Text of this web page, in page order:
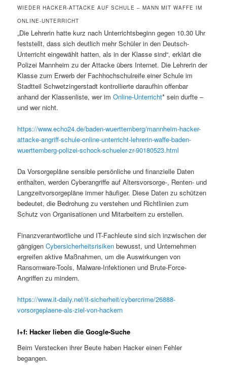
WIEDER HACKER-ATTACKE AUF SCHULE – MANN MIT WAFFE IM
ONLINE-UNTERRICHT
„Die Lehrerin hatte kurz nach Unterrichtsbeginn gegen 10.30 Uhr
feststellt, dass sich deutlich mehr Schüler in den Deutsch-
Unterricht eingewählt hatten, als in der Klasse sind“, erklärt die
Polizei Mannheim zu der Attacke übers Internet. Die Lehrerin der
Klasse zum Erwerb der Fachhochschulreife einer Schule im
Stadtteil Schwetzingerstadt kontrollierte daraufhin offenbar
anhand der Klassenliste, wer imOnline-Unterricht* sein durfte –
und wer nicht.
https://www.echo24.de/baden-wuerttemberg/mannheim-hacker-
attacke-angriff-schule-online-unterricht-lehrerin-waffe-baden-
wuerttemberg-polizei-schock-schueler-zr-90180523.html
Da Vorsorgepläne sensible persönliche und finanzielle Daten
enthalten, werden Cyberangriffe auf Altersvorsorge-, Renten- und
Langzeitvorsorgepläne immer häufiger. Diese Daten zu schützen
bedeutet, die Bedrohung zu verstehen und Richtlinien zum
Schutz von Organisationen und Mitarbeitern zu erstellen.
Finanzverantwortliche und IT-Fachleute sind sich inzwischen der
gängigenCybersicherheitsrisiken bewusst, und Unternehmen
ergreifen aktive Maßnahmen, um die Auswirkungen von
Ransomware-Tools, Malware-Infektionen und Brute-Force-
Angriffen zu mindern.
https://www.it-daily.net/it-sicherheit/cybercrime/26888-
vorsorgeplaene-als-ziel-von-hackern
l+f: Hacker lieben die Google-Suche
Beim Verstecken ihrer Beute haben Hacker einen Fehler
begangen.